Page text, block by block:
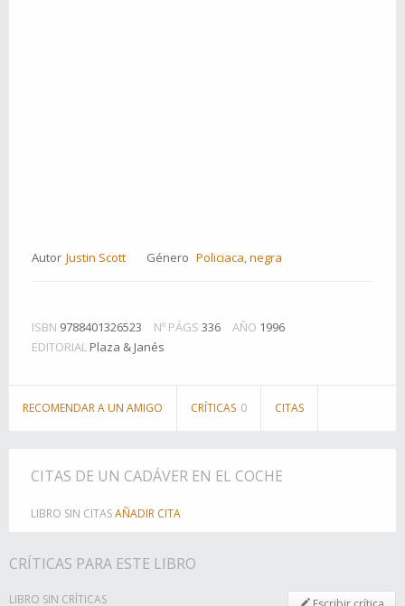
Autor Justin Scott Género Policiaca, negra
ISBN 9788401326523 Nº PÁGS 336 AÑO 1996
EDITORIAL Plaza & Janés
RECOMENDAR A UN AMIGO CRÍTICAS 0 CITAS
CITAS DE UN CADÁVER EN EL COCHE
LIBRO SIN CITASAÑADIR CITA
CRÍTICAS PARA ESTE LIBRO
LIBRO SIN CRÍTICAS